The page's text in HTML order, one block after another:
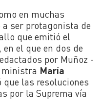
en muchas
ser protagonista de
que emitió el
el que en dos de
por Muñoz -
ministra María
que las resoluciones
por la Suprema vía